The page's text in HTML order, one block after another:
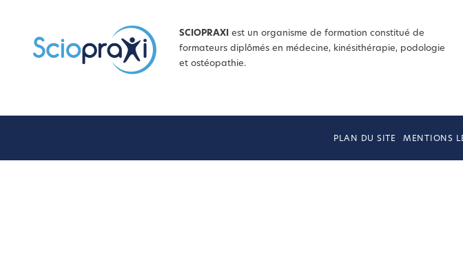
SCIOPRAXI
est un organisme de formation constitué de
formateurs diplômés en médecine, kinésithérapie, podologie
et ostéopathie.
PLAN DU SITE MENTIONS